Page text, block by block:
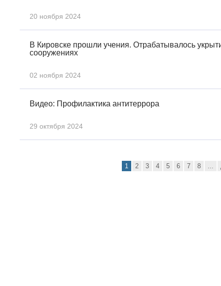
20 ноября 2024
В Кировске прошли учения. Отрабатывалось
сооружениях
02 ноября 2024
Видео: Профилактика антитеррора
29 октября 2024
1 2 3 4 5 6 7 8 ...